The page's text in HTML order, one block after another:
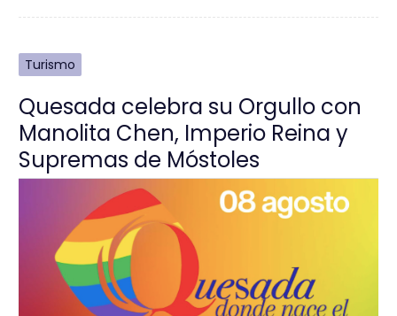
Turismo
Quesada celebra su Orgullo con
Manolita Chen, Imperio Reina y
Supremas de Móstoles